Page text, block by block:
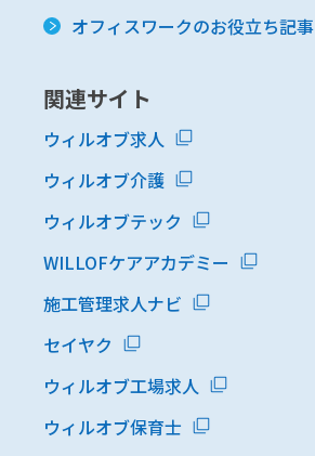
オフィスワークのお役立ち記事
関連サイト
ウィルオブ求人
ウィルオブ介護
ウィルオブテック
WILLOFケアアカデミー
施工管理求人ナビ
セイヤク
ウィルオブ工場求人
ウィルオブ保育士